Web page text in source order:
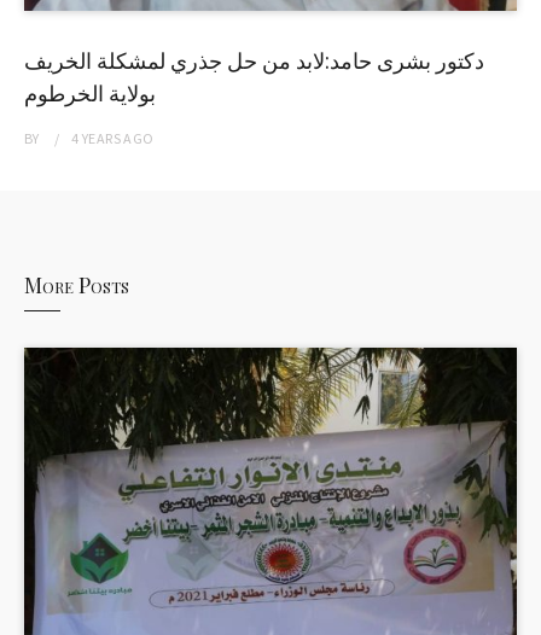
دكتور بشرى حامد:لابد من حل جذري لمشكلة الخريف
بولاية الخرطوم
BY 4 YEARSAGO
More Posts